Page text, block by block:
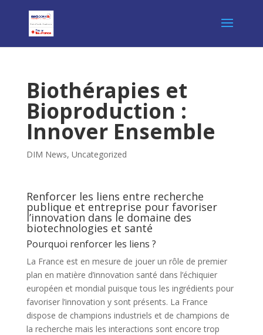
Biothérapies et
Bioproduction :
Innover Ensemble
DIM News, Uncategorized
Renforcer les liens entre recherche
publique et entreprise pour favoriser
l’innovation dans le domaine des
biotechnologies et santé
Pourquoi renforcer les liens ?
La France est en mesure de jouer un rôle de premier
plan en matière d’innovation santé dans l’échiquier
européen et mondial puisque tous les ingrédients pour
favoriser l’innovation y sont présents. La France
dispose de champions industriels et de champions de
la recherche mais les interactions sont encore trop